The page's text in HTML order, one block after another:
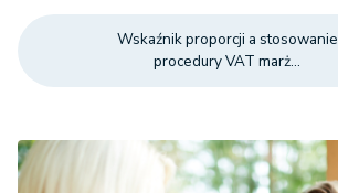
Wskaźnik proporcji a stosowanie
procedury VAT marż...